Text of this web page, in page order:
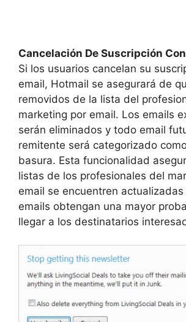
Cancelación De Suscripción
Si los usuarios cancelan su
email, Hotmail se asegurará de
removidos de la lista del
marketing por email. Los emails
serán eliminados y todo email
remitente será categorizado
basura. Esta funcionalidad
listas de los profesionales del
email se encuentren actualizadas
emails obtengan una mayor
llegar a los destinatarios